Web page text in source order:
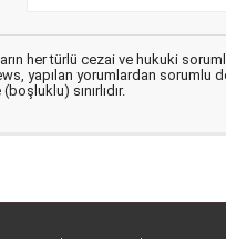
her türlü cezai ve hukuki
yapılan yorumlardan sorumlu
sınırlıdır.